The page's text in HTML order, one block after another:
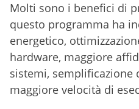
Molti sono i benefici di
questo programma ha
energetico,
hardware, maggiore
sistemi, semplificazione
maggiore velocità di